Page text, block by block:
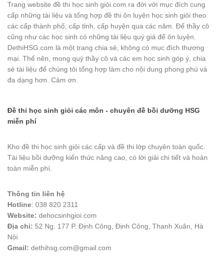
Trang website đề thi học sinh giỏi.com ra đời với mục đích cung
cấp những tài liệu và tổng hợp đề thi ôn luyện học sinh giỏi theo
các cấp thành phố, cấp tỉnh, cấp huyện qua các năm. Để thầy cô
cũng như các học sinh có những tài liệu quý giá để ôn luyện.
DethiHSG.com là một trang chia sẻ, không có mục đích thương
mại. Thế nên, mong quý thầy cô và các em học sinh góp ý, chia
sẻ tài liệu để chúng tôi tổng hợp làm cho nội dung phong phú và
đa dạng hơn. Cảm ơn.
Đề thi học sinh giỏi các môn - chuyên đề bồi dưỡng HSG
miễn phí
Kho đề thi học sinh giỏi các cấp và đề thi lớp chuyên toàn quốc.
Tài liệu bồi dưỡng kiến thức nâng cao, có lời giải chi tiết và hoàn
toàn miễn phí.
Thông tin liên hệ
Hotline: 038 820 2311
Website: dehocsinhgioi.com
Địa chỉ: 52 Ng. 177 P. Định Công, Định Công, Thanh Xuân, Hà
Nội
Gmail: dethihsg.com@gmail.com